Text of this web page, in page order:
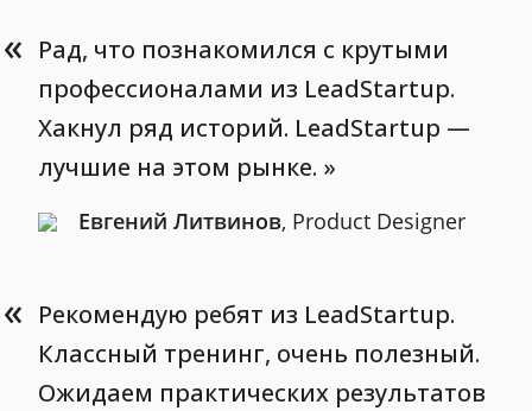
« Рад, что познакомился с крутыми
профессионалами из LeadStartup.
Хакнул ряд историй. LeadStartup —
лучшие на этом рынке.
Евгений Литвинов, Product Designer
« Рекомендую ребят из LeadStartup.
Классный тренинг, очень полезный.
Ожидаем практических результатов